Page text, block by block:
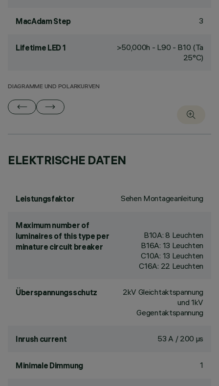
MacAdam Step 3
Lifetime LED 1
>50,000h - L90 - B10 (Ta
25°C)
DIAGRAMME UND POLARKURVEN
ELEKTRISCHE DATEN
Leistungsfaktor Sehen Montageanleitung
Maximum number of
luminaires of this type per
minature circuit breaker
B10A: 8 Leuchten
B16A: 13 Leuchten
C10A: 13 Leuchten
C16A: 22 Leuchten
Überspannungsschutz
2kV Gleichtaktspannung
und 1kV
Gegentaktspannung
Inrush current 53 A / 200 µs
Minimale Dimmung 1